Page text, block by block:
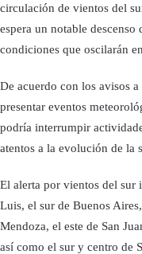
circulación de vientos del
espera un notable descenso
condiciones que oscilarán
De acuerdo con los avisos a
presentar eventos
podría interrumpir
atentos a la evolución de la
El alerta por vientos del sur
Luis, el sur de Buenos
Mendoza, el este de San
así como el sur y centro de